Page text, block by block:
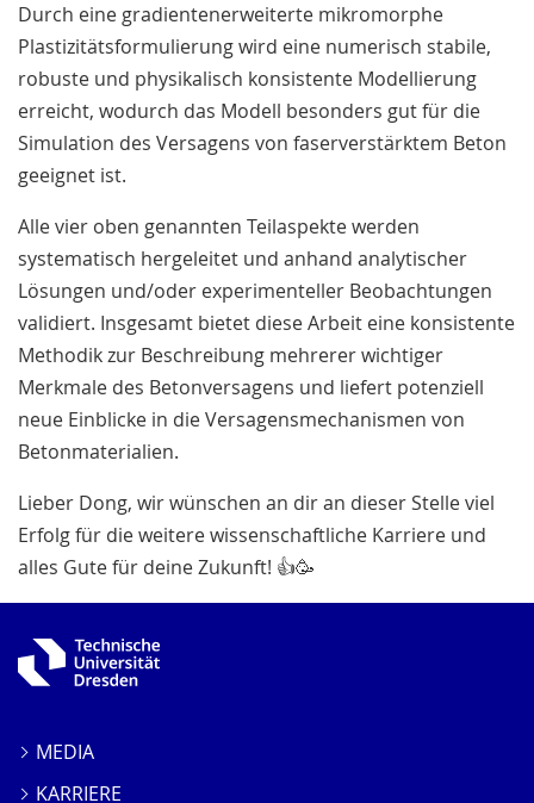
Durch eine gradientenerweiterte mikromorphe
Plastizitätsformulierung wird eine numerisch stabile,
robuste und physikalisch konsistente Modellierung
erreicht, wodurch das Modell besonders gut für die
Simulation des Versagens von faserverstärktem Beton
geeignet ist.
Alle vier oben genannten Teilaspekte werden
systematisch hergeleitet und anhand analytischer
Lösungen und/oder experimenteller Beobachtungen
validiert. Insgesamt bietet diese Arbeit eine konsistente
Methodik zur Beschreibung mehrerer wichtiger
Merkmale des Betonversagens und liefert potenziell
neue Einblicke in die Versagensmechanismen von
Betonmaterialien.
Lieber Dong, wir wünschen an dir an dieser Stelle viel
Erfolg für die weitere wissenschaftliche Karriere und
alles Gute für deine Zukunft! 👍🥳
MEDIA
KARRIERE